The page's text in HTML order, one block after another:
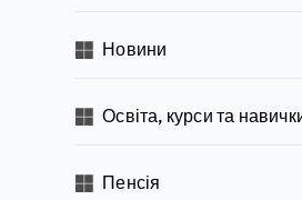
Новини
Освіта, курси та
Пенсія